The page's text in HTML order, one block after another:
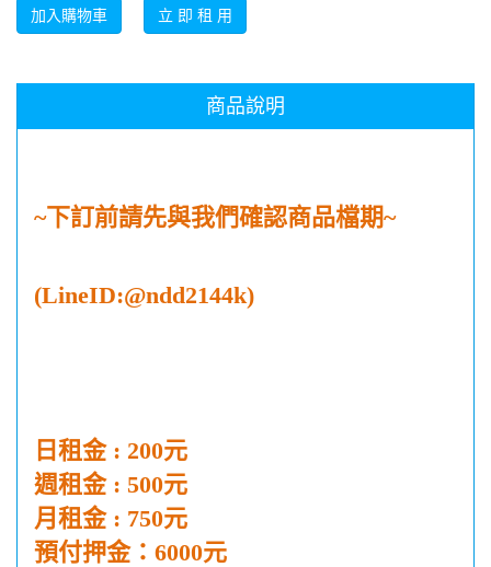
商品說明
~下訂前請先與我們確認商品檔期~
(LineID:@ndd2144k)
日租金 : 200元
週租金 : 500元
月租金 : 750元
預付押金：6000元